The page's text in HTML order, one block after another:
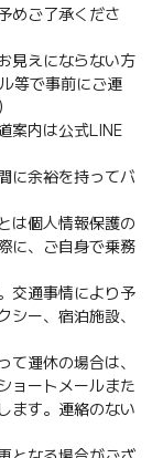
めご了承くださ
見えにならない方
等で事前にご連
案内は公式LINE
に余裕を持ってバ
は個人情報保護の
に、ご自身で乗務
交通事情により予
ー、宿泊施設、
運休の場合は、
ョートメールまた
ます。連絡のない